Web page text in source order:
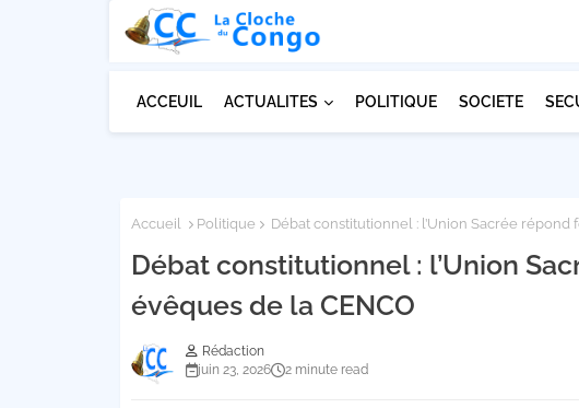
ACCEUIL ACTUALITES POLITIQUE SOCIETE
Accueil Politique Débat constitutionnel : l’Union Sacrée
Débat constitutionnel : l’Union
évêques de la CENCO
Rédaction
juin 23, 2026
2 minute read